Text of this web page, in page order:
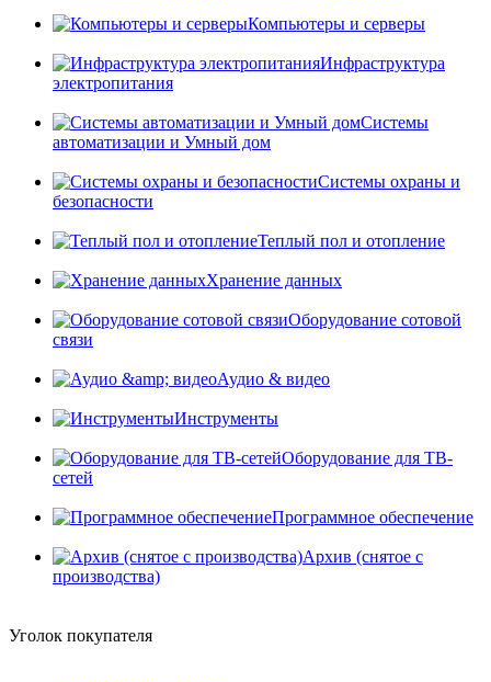
Компьютеры и серверы
Инфраструктура
электропитания
Системы
автоматизации и Умный дом
Системы охраны и
безопасности
Теплый пол и отопление
Хранение данных
Оборудование сотовой
связи
Аудио & видео
Инструменты
Оборудование для ТВ-
сетей
Программное обеспечение
Архив (снятое с
производства)
Уголок покупателя